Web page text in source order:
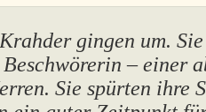
gingen um.
– einer
Sie spürten ihre